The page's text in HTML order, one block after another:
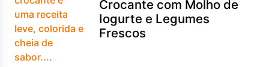
Crocante com Molho de
Iogurte e Legumes
Frescos